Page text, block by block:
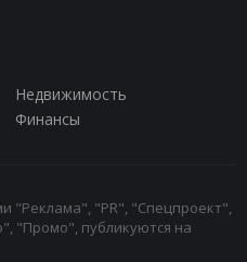
Недвижимость
Финансы
"Реклама", "PR", "Спецпроект",
"Промо", публикуются на